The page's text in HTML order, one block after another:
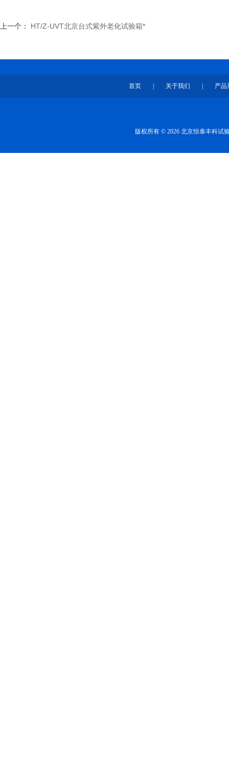
上一个： HT/Z-UVT北京台式紫外老化试验箱*
首页 关于我们 产品
版权所有 © 2026 北京恒泰丰科试